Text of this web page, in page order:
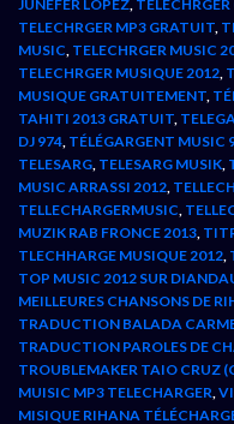
JUNEFER LOPEZ,
TELECHRGER MP3 GRATUIT,
MUSIC, TELECHRGER MUSIC
TELECHRGER MUSIQUE 2012,
MUSIQUE GRATUITEMENT,
TAHITI 2013 GRATUIT,
DJ 974, TÉLÉGARGENT MUSIC
TELESARG, TELESARG MUSIK,
MUSIC ARRASSI 2012,
TELLECHARGERMUSIC,
MUZIK RAB FRONCE 2013,
TLECHHARGE MUSIQUE 2012,
TOP MUSIC 2012 SUR
MEILLEURES CHANSONS DE
TRADUCTION BALADA
TRADUCTION PAROLES DE
TROUBLEMAKER TAIO CRUZ
MUISIC MP3 TELECHARGER,
MISIQUE RIHANA